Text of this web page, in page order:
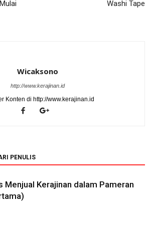
Washi Tape
Wicaksono
http://www.kerajinan.id
Konten di http://www.kerajinan.id
PENULIS
Menjual Kerajinan dalam Pameran